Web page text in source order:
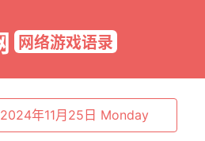
网络游戏语录
年11月25日 Monday